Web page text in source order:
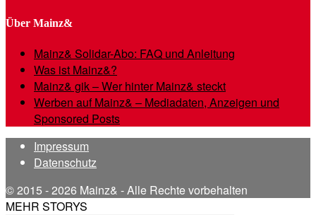
Über Mainz&
Mainz& Solidar-Abo: FAQ und Anleitung
Was ist Mainz&?
Mainz& gik – Wer hinter Mainz& steckt
Werben auf Mainz& – Mediadaten, Anzeigen und
Sponsored Posts
Impressum
Datenschutz
© 2015 - 2026 Mainz& - Alle Rechte vorbehalten
MEHR STORYS